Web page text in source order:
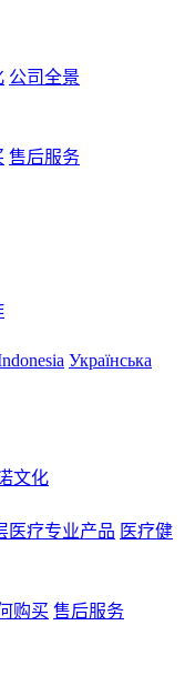
公司全景
售后服务
Українська
文化
医疗专业产品 医疗健
购买 售后服务